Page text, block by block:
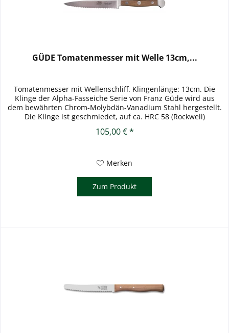
GÜDE Tomatenmesser mit Welle 13cm,...
Tomatenmesser mit Wellenschliff. Klingenlänge: 13cm. Die
Klinge der Alpha-Fasseiche Serie von Franz Güde wird aus
dem bewährten Chrom-Molybdän-Vanadium Stahl hergestellt.
Die Klinge ist geschmiedet, auf ca. HRC 58 (Rockwell)
105,00 € *
Merken
Zum Produkt